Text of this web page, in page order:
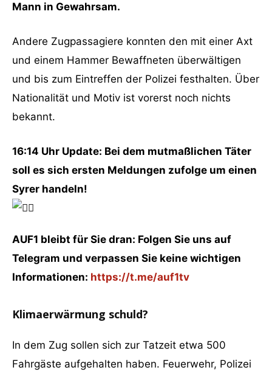
Mann in Gewahrsam.
Andere Zugpassagiere konnten den mit einer Axt
und einem Hammer Bewaffneten überwältigen
und bis zum Eintreffen der Polizei festhalten. Über
Nationalität und Motiv ist vorerst noch nichts
bekannt.
16:14 Uhr Update: Bei dem mutmaßlichen Täter
soll es sich ersten Meldungen zufolge um einen
Syrer handeln!
AUF1 bleibt für Sie dran: Folgen Sie uns auf
Telegram und verpassen Sie keine wichtigen
Informationen: https://t.me/auf1tv
Klimaerwärmung schuld?
In dem Zug sollen sich zur Tatzeit etwa 500
Fahrgäste aufgehalten haben. Feuerwehr, Polizei